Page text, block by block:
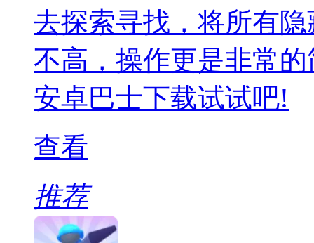
去探索寻找，将所有
不高，操作更是非常
安卓巴士下载试试吧!
查看
推荐